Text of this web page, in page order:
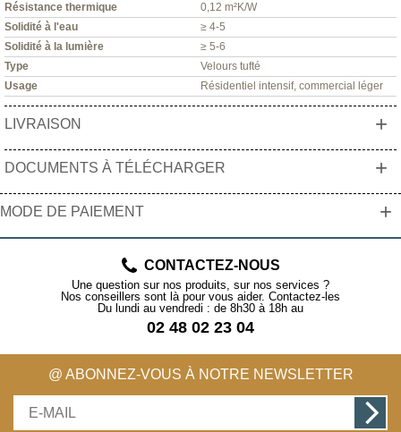
Résistance thermique
0,12 m²K/W
Solidité à l'eau
≥ 4-5
Solidité à la lumière
≥ 5-6
Type
Velours tufté
Usage
Résidentiel intensif, commercial léger
LIVRAISON +
DOCUMENTS À TÉLÉCHARGER +
MODE DE PAIEMENT +
CONTACTEZ-NOUS
Une question sur nos produits, sur nos services ?
Nos conseillers sont là pour vous aider. Contactez-les
Du lundi au vendredi : de 8h30 à 18h au
02 48 02 23 04
@ ABONNEZ-VOUS À NOTRE NEWSLETTER